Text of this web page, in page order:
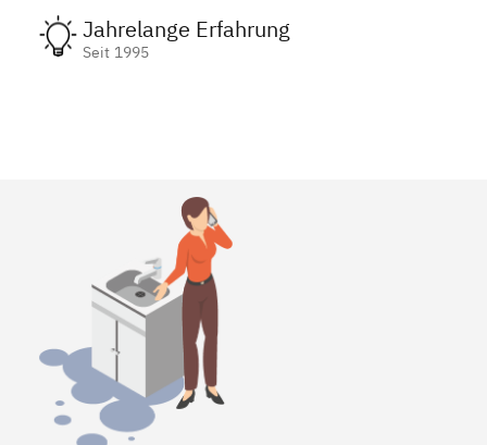
Jahrelange Erfahrung
Seit 1995